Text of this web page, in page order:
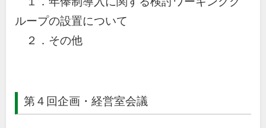
ループの設置について
２．その他
第４回企画・経営室会議